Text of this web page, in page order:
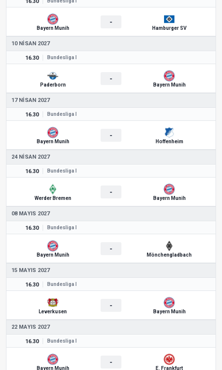
Bayern Munih
-
Hamburger SV
10 NISAN 2027
16.30 Bundesliga I
Paderborn
-
Bayern Munih
17 NISAN 2027
16.30 Bundesliga I
Bayern Munih
-
Hoffenheim
24 NISAN 2027
16.30 Bundesliga I
Werder Bremen
-
Bayern Munih
08 MAYIS 2027
16.30 Bundesliga I
Bayern Munih
-
Mönchengladbach
15 MAYIS 2027
16.30 Bundesliga I
Leverkusen
-
Bayern Munih
22 MAYIS 2027
16.30 Bundesliga I
Bayern Munih
-
E. Frankfurt